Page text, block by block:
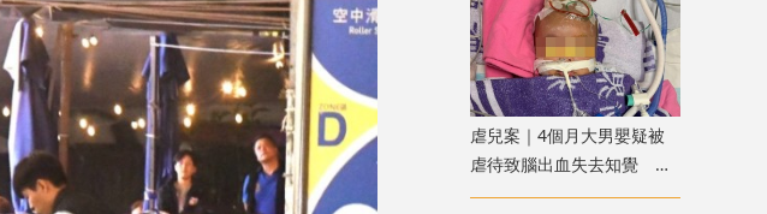
虐兒案｜4個月大男嬰疑被
虐待致腦出血失去知覺 警
方拘兩名外傭